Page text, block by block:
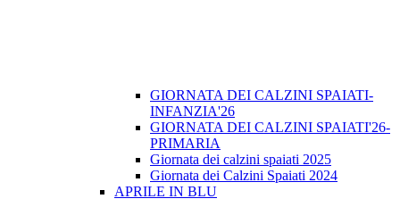
GIORNATA DEI CALZINI SPAIATI-
INFANZIA'26
GIORNATA DEI CALZINI SPAIATI'26-
PRIMARIA
Giornata dei calzini spaiati 2025
Giornata dei Calzini Spaiati 2024
APRILE IN BLU